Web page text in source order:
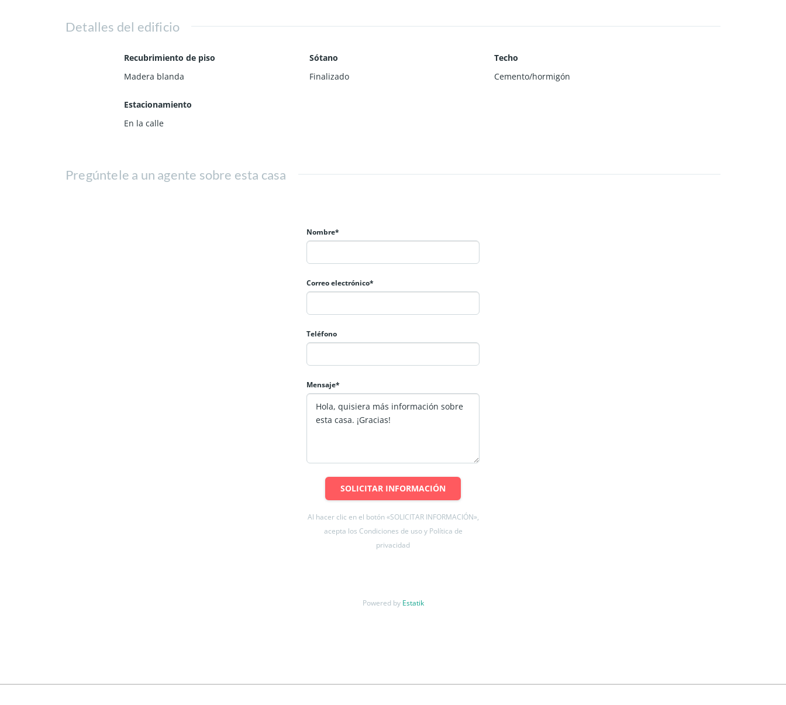
-Cocina americana semi-amoblada (Frigobar, horno, encimera y campana).
-2 Dormitorios
-Piso flotante
-Piso 3.
Gastos comunes 85.000 aprox.
Disponibilidad Inmediata.
Se aceptan mascotas.
Detalles del edificio
Recubrimiento de piso
Madera blanda
Sótano
Finalizado
Techo
Cemento/hormigón
Estacionamiento
En la calle
Pregúntele a un agente sobre esta casa
Nombre*
Correo electrónico*
Teléfono
Mensaje*
SOLICITAR INFORMACIÓN
Al hacer clic en el botón «SOLICITAR INFORMACIÓN»,
acepta los Condiciones de uso y Política de
privacidad
Powered by Estatik